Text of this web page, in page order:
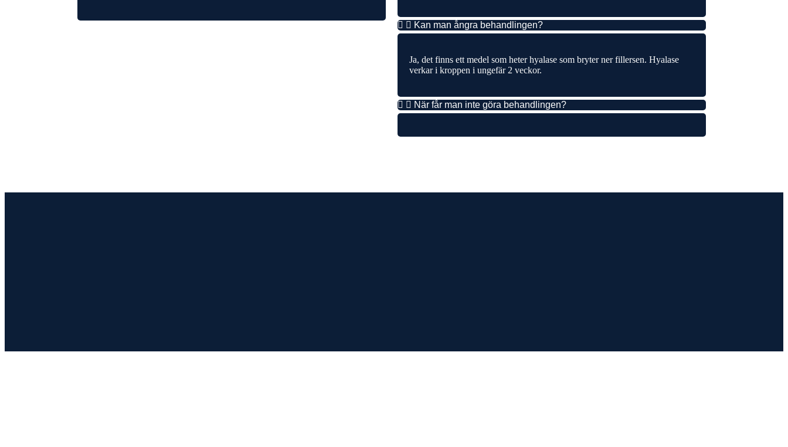
Kan man ångra behandlingen?
Ja, det finns ett medel som heter hyalase som bryter ner fillersen. Hyalase
verkar i kroppen i ungefär 2 veckor.
När får man inte göra behandlingen?